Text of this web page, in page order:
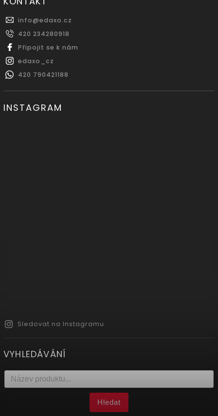
info@edaxo.cz
420 234280918
Připojit se k nám
edaxo_cz
420 790421188
INSTAGRAM
Sledovat na Instagramu
VYHLEDÁVÁNÍ
Hledat